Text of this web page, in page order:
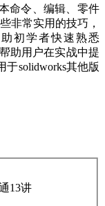
命令、编辑、零件
非常实用的技巧，
初学者快速熟悉
助用户在实战中提
于solidworks其他版
13讲